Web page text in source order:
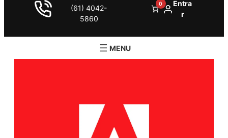
(61) 4042-
5860
0
Entra
r